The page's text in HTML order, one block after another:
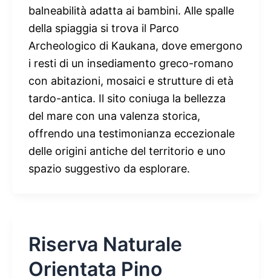
balneabilità adatta ai bambini. Alle spalle
della spiaggia si trova il Parco
Archeologico di Kaukana, dove emergono
i resti di un insediamento greco-romano
con abitazioni, mosaici e strutture di età
tardo-antica. Il sito coniuga la bellezza
del mare con una valenza storica,
offrendo una testimonianza eccezionale
delle origini antiche del territorio e uno
spazio suggestivo da esplorare.
Riserva Naturale
Orientata Pino